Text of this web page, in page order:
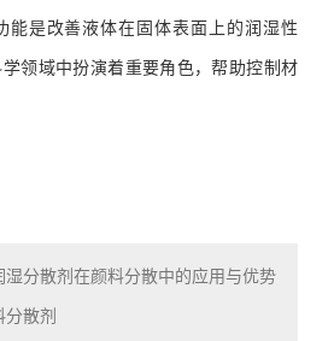
能是改善液体在固体表面上的润湿性
领域中扮演着重要角色，帮助控制材
湿分散剂在颜料分散中的应用与优势
分散剂